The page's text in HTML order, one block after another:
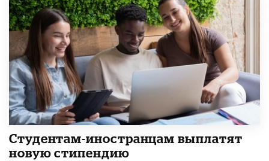
Студентам-иностранцам выплатят
новую стипендию